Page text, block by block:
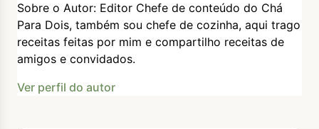
Sobre o Autor: Editor Chefe de conteúdo do Chá
Para Dois, também sou chefe de cozinha, aqui trago
receitas feitas por mim e compartilho receitas de
amigos e convidados.
Ver perfil do autor